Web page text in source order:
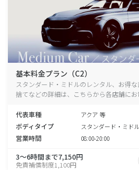
基本料金プラン（C2）
スタンダード・ミドルのレンタル、お得
捨てなどの詳細は、こちらから各店舗にお
代表車種 アクア 等
ボディタイプ スタンダード・ミドル
営業時間 08:00-20:00
3～6時間まで7,150円
免責補償制度1,100円